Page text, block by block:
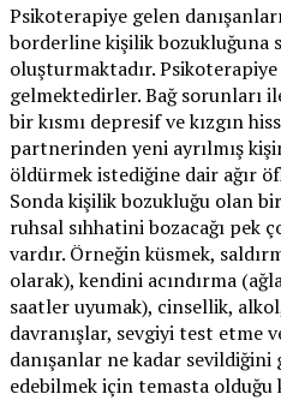
Psikoterapiye gelen
borderline kişilik bozukluğuna
oluşturmaktadır.
gelmektedirler. Bağ sorunları
bir kısmı depresif ve kızgın
partnerinden yeni ayrılmış
öldürmek istediğine dair ağır
Sonda kişilik bozukluğu olan
ruhsal sıhhatini bozacağı pek
vardır. Örneğin küsmek,
olarak), kendini acındırma
saatler uyumak), cinsellik,
davranışlar, sevgiyi test etme
danışanlar ne kadar
edebilmek için temasta olduğu